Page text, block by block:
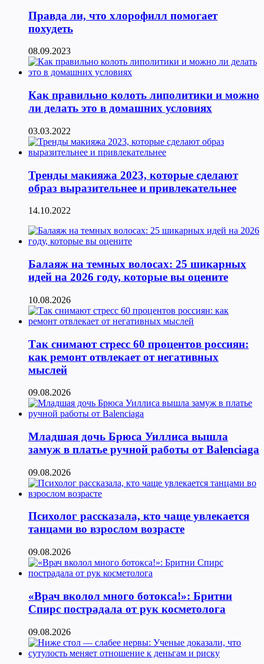
Правда ли, что хлорофилл помогает
похудеть
08.09.2023
Как правильно колоть липолитики и можно
ли делать это в домашних условиях
03.03.2022
Тренды макияжа 2023, которые сделают
образ выразительнее и привлекательнее
14.10.2022
Балаяж на темных волосах: 25 шикарных
идей на 2026 году, которые вы оцените
10.08.2026
Так снимают стресс 60 процентов россиян:
как ремонт отвлекает от негативных
мыслей
09.08.2026
Младшая дочь Брюса Уиллиса вышла
замуж в платье ручной работы от Balenciaga
09.08.2026
Психолог рассказала, кто чаще увлекается
танцами во взрослом возрасте
09.08.2026
«Врач вколол много ботокса!»: Бритни
Спирс пострадала от рук косметолога
09.08.2026